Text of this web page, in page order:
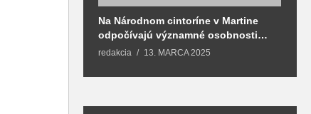
Na Národnom cintoríne v Martine
odpočívajú významné osobnosti
spojené aj s mestom Martin
redakcia 13. MARCA 2025